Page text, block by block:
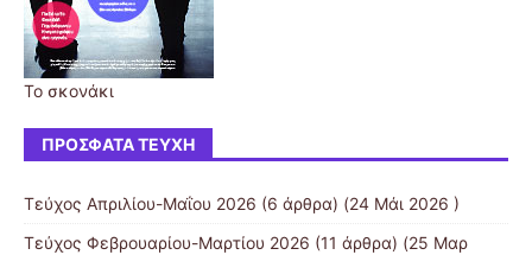
Το σκονάκι
ΠΡΌΣΦΑΤΑ ΤΕΎΧΗ
Τεύχος Απριλίου-Mαΐου 2026 (6 άρθρα) (24 Μάι 2026 )
Τεύχος Φεβρουαρίου-Μαρτίου 2026 (11 άρθρα) (25 Μαρ